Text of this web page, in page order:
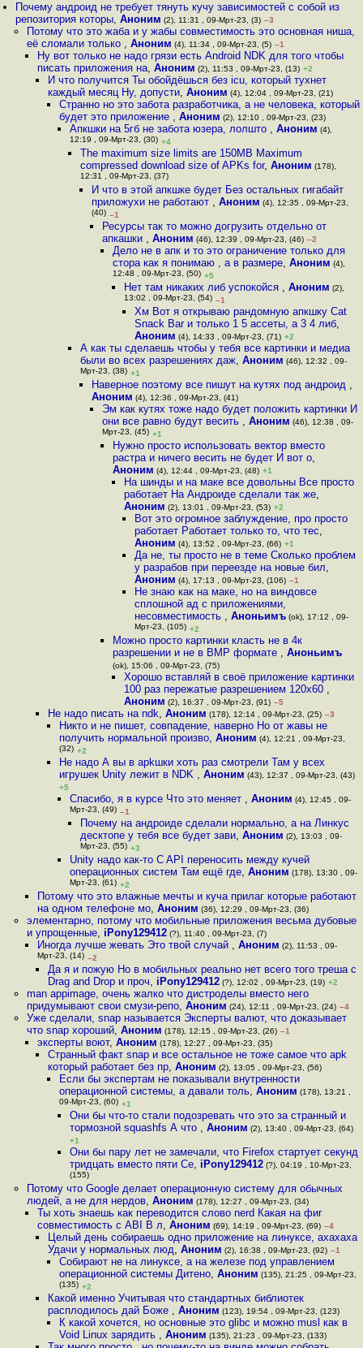
Почему андроид не требует тянуть кучу зависимостей с собой из
репозитория которы,Аноним (2), 11:31 , 09-Мрт-23, (3) –3
Потому что это жаба и у жабы совместимость это основная ниша,
её сломали только , Аноним (4), 11:34 , 09-Мрт-23, (5) –1
Ну вот только не надо грязи есть Android NDK для того чтобы
писать приложения на, Аноним (2), 11:53 , 09-Мрт-23, (13) +2
И что получится Ты обойдёшься без icu, который тухнет
каждый месяц Ну, допусти,Аноним (4), 12:04 , 09-Мрт-23, (21)
Странно но это забота разработчика, а не человека, который
будет это приложение , Аноним (2), 12:10 , 09-Мрт-23, (23)
Апкшки на 5гб не забота юзера, лолшто , Аноним (4),
12:19 , 09-Мрт-23, (30) +4
The maximum size limits are 150MB Maximum
compressed download size of APKs for,Аноним (178),
12:31 , 09-Мрт-23, (37)
И что в этой апкшке будет Без остальных гигабайт
приложухи не работают , Аноним (4), 12:35 , 09-Мрт-23,
(40) –1
Ресурсы так то можно догрузить отдельно от
апкашки , Аноним (46), 12:39 , 09-Мрт-23, (46) –2
Дело не в апк и то это ограничение только для
стора как я понимаю , а в размере,Аноним (4),
12:48 , 09-Мрт-23, (50) +5
Нет там никаких либ успокойся , Аноним (2),
13:02 , 09-Мрт-23, (54) –1
Хм Вот я открываю рандомную апкшку Cat
Snack Bar и только 1 5 ассеты, а 3 4 либ,
Аноним (4), 14:33 , 09-Мрт-23, (71) +2
А как ты сделаешь чтобы у тебя все картинки и медиа
были во всех разрешениях даж,Аноним (46), 12:32 , 09-
Мрт-23, (38) +1
Наверное поэтому все пишут на кутях под андроид ,
Аноним (4), 12:36 , 09-Мрт-23, (41)
Эм как кутях тоже надо будет положить картинки И
они все равно будут весить , Аноним (46), 12:38 , 09-
Мрт-23, (45) +1
Нужно просто использовать вектор вместо
растра и ничего весить не будет И вот о,
Аноним (4), 12:44 , 09-Мрт-23, (48) +1
На шинды и на маке все довольны Все просто
работает На Андроиде сделали так же,
Аноним (2), 13:01 , 09-Мрт-23, (53) +2
Вот это огромное заблуждение, про просто
работает Работает только то, что тес,
Аноним (4), 13:52 , 09-Мрт-23, (66) +1
Да не, ты просто не в теме Сколько проблем
у разрабов при переезде на новые бил,
Аноним (4), 17:13 , 09-Мрт-23, (106) –1
Не знаю как на маке, но на виндовсе
сплошной ад с приложениями,
несовместимость , Аноньимъ(ok), 17:12 , 09-
Мрт-23, (105) +2
Можно просто картинки класть не в 4к
разрешении и не в BMP формате ,Аноньимъ
(ok), 15:06 , 09-Мрт-23, (75)
Хорошо вставляй в своё приложение картинки
100 раз пережатые разрешением 120x60 ,
Аноним (2), 16:37 , 09-Мрт-23, (91) –5
Не надо писать на ndk,Аноним (178), 12:14 , 09-Мрт-23, (25) –3
Никто и не пишет, совпадение, наверно Но от жавы не
получить нормальной произво, Аноним (4), 12:21 , 09-Мрт-23,
(32) +2
Не надо А вы в apkшки хоть раз смотрели Там у всех
игрушек Unity лежит в NDK , Аноним (43), 12:37 , 09-Мрт-23, (43)
+5
Спасибо, я в курсе Что это меняет , Аноним (4), 12:45 , 09-
Мрт-23, (49) –1
Почему на андроиде сделали нормально, а на Линкус
десктопе у тебя все будет зави,Аноним (2), 13:03 , 09-
Мрт-23, (55) +3
Unity надо как-то C API переносить между кучей
операционных систем Там ещё где, Аноним (178), 13:30 , 09-
Мрт-23, (61) +2
Потому что это влажные мечты и куча прилаг которые работают
на одном телефоне мо, Аноним (36), 12:29 , 09-Мрт-23, (36)
элементарно, потому что мобильные приложения весьма дубовые
и упрощенные, iPony129412(?), 11:40 , 09-Мрт-23, (7)
Иногда лучше жевать Это твой случай , Аноним (2), 11:53 , 09-
Мрт-23, (14) –2
Да я и пожую Но в мобильных реально нет всего того треша с
Drag and Drop и проч, iPony129412 (?), 12:02 , 09-Мрт-23, (19) +2
man appimage, очень жалко что дистроделы вместо него
придумывают свои смузи-репо, Аноним (24), 12:11 , 09-Мрт-23, (24) –4
Уже сделали, snap называется Эксперты валют, что доказывает
что snap хороший, Аноним (178), 12:15 , 09-Мрт-23, (26) –1
эксперты воют, Аноним (178), 12:27 , 09-Мрт-23, (35)
Странный факт snap и все остальное не тоже самое что apk
который работает без пр,Аноним (2), 13:05 , 09-Мрт-23, (56)
Если бы экспертам не показывали внутренности
операционной системы, а давали толь, Аноним (178), 13:21 ,
09-Мрт-23, (60) +1
Они бы что-то стали подозревать что это за странный и
тормозной squashfs А что , Аноним (2), 13:40 , 09-Мрт-23, (64)
+1
Они бы пару лет не замечали, что Firefox стартует секунд
тридцать вместо пяти Се, iPony129412(?), 04:19 , 10-Мрт-23,
(155)
Потому что Google делает операционную систему для обычных
людей, а не для нердов, Аноним (178), 12:27 , 09-Мрт-23, (34)
Ты хоть знаешь как переводится слово nerd Какая на фиг
совместимость с ABI В л, Аноним (69), 14:19 , 09-Мрт-23, (69) –4
Целый день собираешь одно приложение на линуксе, ахахаха
Удачи у нормальных люд,Аноним (2), 16:38 , 09-Мрт-23, (92) –1
Собирают не на линуксе, а на железе под управлением
операционной системы Дитено, Аноним (135), 21:25 , 09-Мрт-23,
(135) +2
Какой именно Учитывая что стандартных библиотек
расплодилось дай Боже ,Аноним (123), 19:54 , 09-Мрт-23, (123)
К какой хочется, но основные это glibc и можно musl как в
Void Linux зарядить , Аноним (135), 21:23 , 09-Мрт-23, (133)